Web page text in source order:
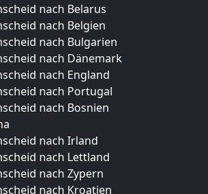
nach Belarus
nach Belgien
nach Bulgarien
nach Dänemark
nach England
nach Portugal
nach Bosnien
nach Irland
nach Lettland
nach Zypern
nach Kroatien